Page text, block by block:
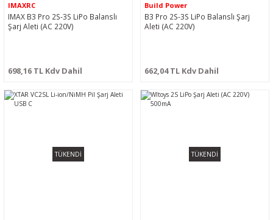
IMAXRC
IMAX B3 Pro 2S-3S LiPo Balanslı
Şarj Aleti (AC 220V)
698,16 TL Kdv Dahil
Build Power
B3 Pro 2S-3S LiPo Balanslı Şarj
Aleti (AC 220V)
662,04 TL Kdv Dahil
TÜKENDİ TÜKENDİ